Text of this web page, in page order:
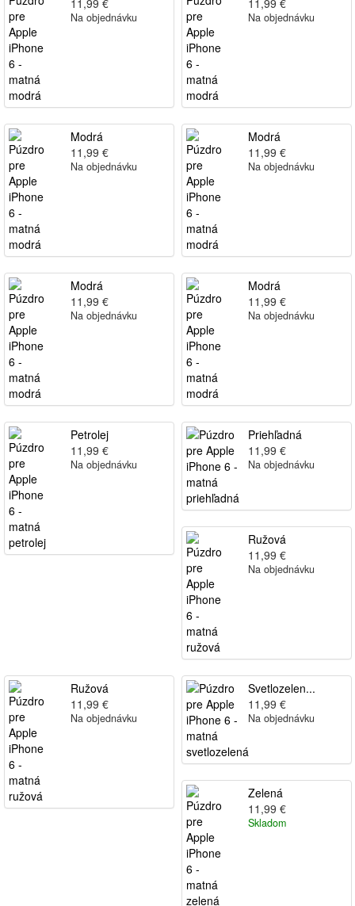
11,99 €
Na objednávku
11,99 €
Na objednávku
Modrá
11,99 €
Na objednávku
Modrá
11,99 €
Na objednávku
Modrá
11,99 €
Na objednávku
Modrá
11,99 €
Na objednávku
Petrolej
11,99 €
Na objednávku
Priehľadná
11,99 €
Na objednávku
Ružová
11,99 €
Na objednávku
Ružová
11,99 €
Na objednávku
Svetlozelen...
11,99 €
Na objednávku
Zelená
11,99 €
Skladom